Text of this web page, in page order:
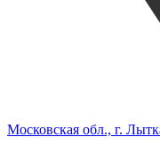
Московская обл., г.